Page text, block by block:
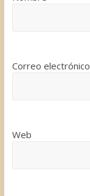
Correo electrónico
Web